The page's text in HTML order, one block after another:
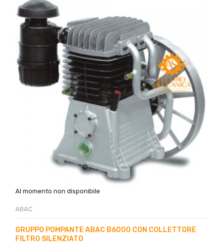
Al momento non disponibile
ABAC
GRUPPO POMPANTE ABAC B6000 CON COLLETTORE
FILTRO SILENZIATO